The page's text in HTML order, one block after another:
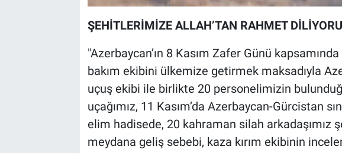
ŞEHİTLERİMİZE ALLAH’TAN RAHMET
"Azerbaycan’ın 8 Kasım Zafer Günü kapsamında
bakım ekibini ülkemize getirmek maksadıyla
uçuş ekibi ile birlikte 20 personelimizin
uçağımız, 11 Kasım’da Azerbaycan-Gürcistan
elim hadisede, 20 kahraman silah arkadaşımız
meydana geliş sebebi, kaza kırım ekibinin